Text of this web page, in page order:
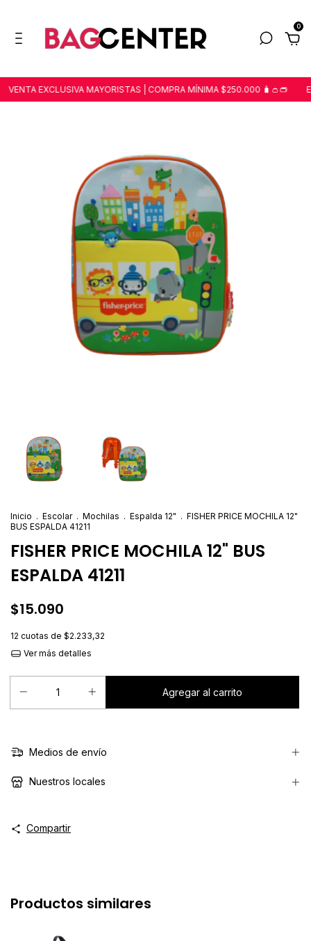
0
VENTA EXCLUSIVA MAYORISTAS | COMPRA MÍNIMA $250.000 🧳👛👝
Inicio . Escolar . Mochilas . Espalda 12" . FISHER PRICE MOCHILA 12"
BUS ESPALDA 41211
FISHER PRICE MOCHILA 12" BUS
ESPALDA 41211
$15.090
12 cuotas de $2.233,32
Ver más detalles
Medios de envío
Nuestros locales
Compartir
Productos similares